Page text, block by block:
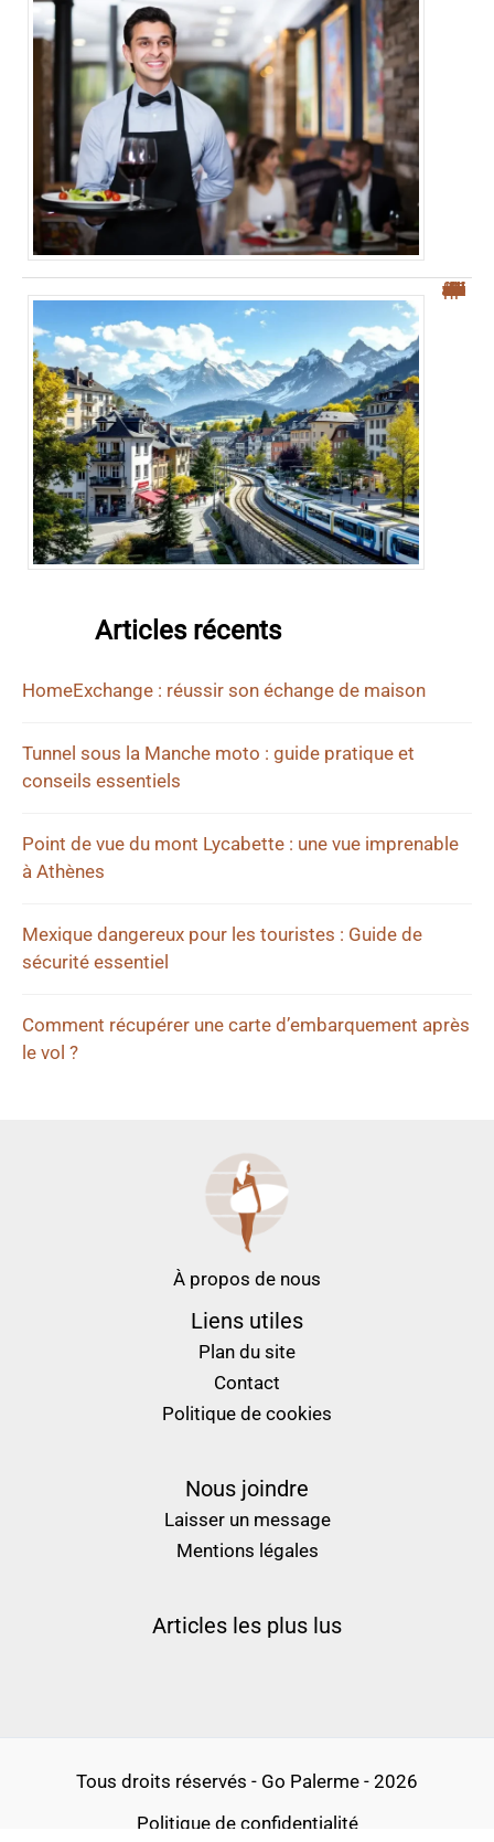
“Top 5 des villes frontières suisses pour une meilleure qualité de vie”
Articles récents
HomeExchange : réussir son échange de maison
Tunnel sous la Manche moto : guide pratique et
conseils essentiels
Point de vue du mont Lycabette : une vue imprenable
à Athènes
Mexique dangereux pour les touristes : Guide de
sécurité essentiel
Comment récupérer une carte d’embarquement après
le vol ?
À propos de nous
Liens utiles
Plan du site
Contact
Politique de cookies
Nous joindre
Laisser un message
Mentions légales
Articles les plus lus
Tous droits réservés - Go Palerme - 2026
Politique de confidentialité